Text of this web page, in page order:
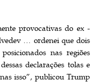
provocativas do ex -
… ordenei que dois
nas regiões
declarações tolas e
isso”, publicou Trump